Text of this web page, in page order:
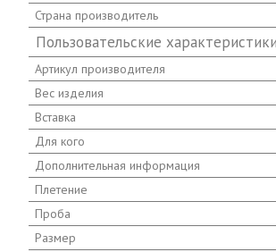
Страна производитель
Пользовательские характеристики
Артикул производителя
Вес изделия
Вставка
Для кого
Дополнительная информация
Плетение
Проба
Размер